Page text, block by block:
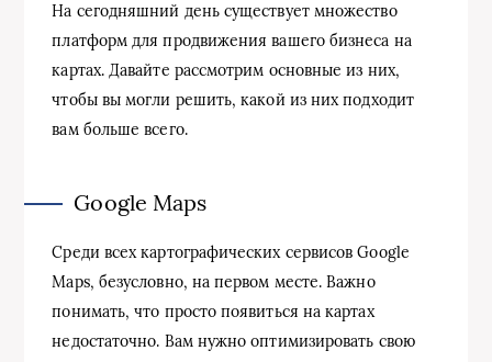
На сегодняшний день существует множество
платформ для продвижения вашего бизнеса на
картах. Давайте рассмотрим основные из них,
чтобы вы могли решить, какой из них подходит
вам больше всего.
Google Maps
Среди всех картографических сервисов Google
Maps, безусловно, на первом месте. Важно
понимать, что просто появиться на картах
недостаточно. Вам нужно оптимизировать свою